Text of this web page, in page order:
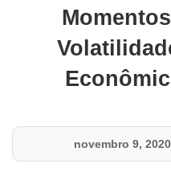
novembro 9, 2020